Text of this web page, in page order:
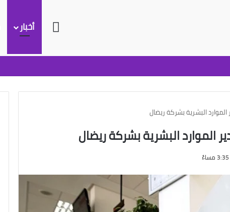
الرئيسية
أخبار
البشرية بشركة ريضال
البشرية بشركة ريضال